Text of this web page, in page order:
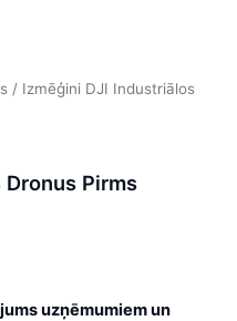
/ Izmēģini DJI Industriālos
Pirms
uzņēmumiem un